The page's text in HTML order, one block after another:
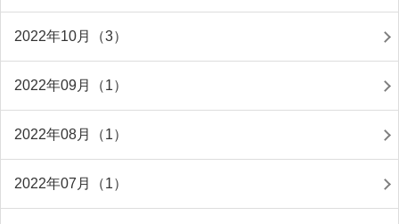
2022年10月（3）
2022年09月（1）
2022年08月（1）
2022年07月（1）